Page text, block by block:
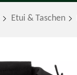
Etui & Taschen